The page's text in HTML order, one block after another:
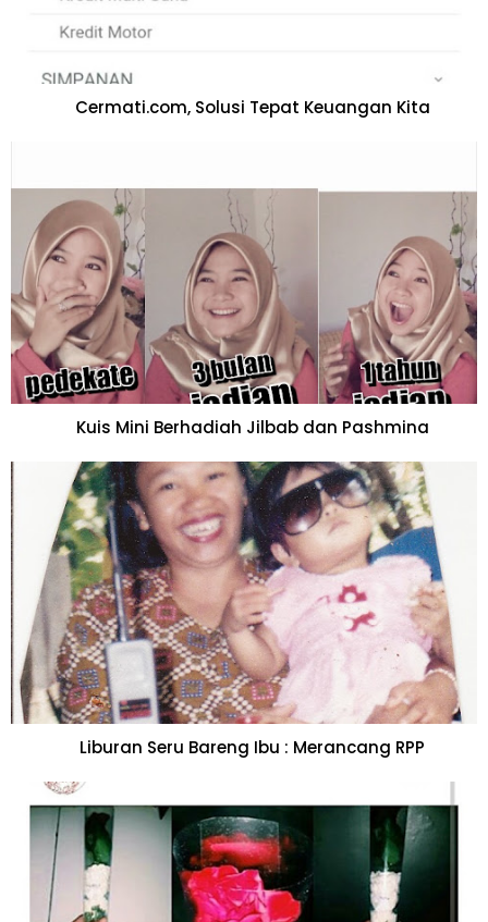
Cermati.com, Solusi Tepat Keuangan Kita
Kuis Mini Berhadiah Jilbab dan Pashmina
Liburan Seru Bareng Ibu : Merancang RPP